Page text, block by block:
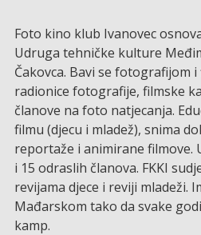
Foto kino klub Ivanovec
Udruga tehničke kulture
Čakovca. Bavi se fotografijom
radionice fotografije, filmske
članove na foto natjecanja.
filmu (djecu i mladež), snima
reportaže i animirane filmove.
i 15 odraslih članova. FKKI
revijama djece i reviji mladeži.
Mađarskom tako da svake
kamp.